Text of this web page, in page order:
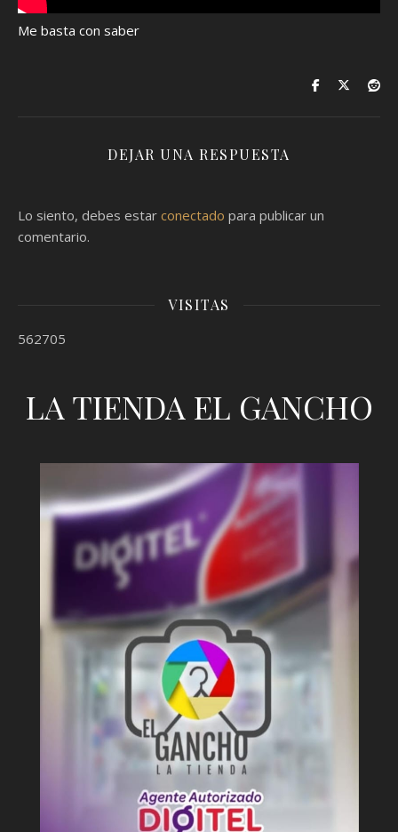
Me basta con saber
DEJAR UNA RESPUESTA
Lo siento, debes estar conectado para publicar un
comentario.
VISITAS
562705
LA TIENDA EL GANCHO